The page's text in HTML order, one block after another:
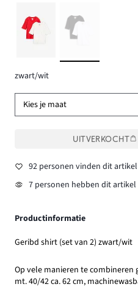
zwart/wit
Kies je maat
UITVERKOCHT
92 personen vinden dit
7 personen hebben dit
Productinformatie
Geribd shirt (set van 2) zwart/wit
Op vele manieren te combineren
mt. 40/42 ca. 62 cm,